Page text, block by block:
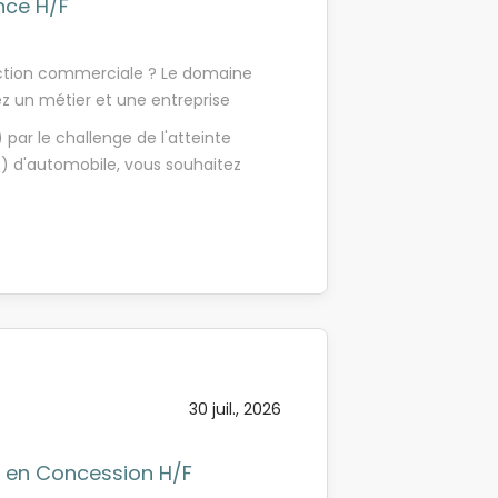
H/F
commerciale ? Le domaine
un métier et une entreprise
le cadre de notre
concession Peugeot située à
(H/F) en contrat
la responsabilité de votre
en collaboration puis en
clients - L'accueil physique
le challenge de l'atteinte
vous souhaitez
? N'hésitez plus et rejoignez-
30 juil., 2026
Concession H/F